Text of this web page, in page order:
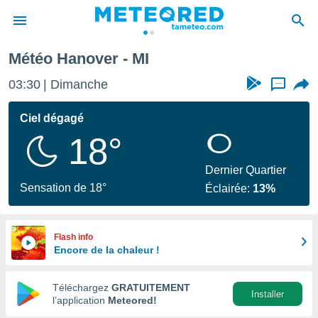
de
en
Météo Hanover - MI
03:30 Dimanche ...
Ciel dégagé
18°
Sensation de 18°
Dernier Quartier
Éclairée: 13%
Flash info
Encore de la chaleur !
Téléchargez GRATUITEMENT
l’application Meteored!
Installer